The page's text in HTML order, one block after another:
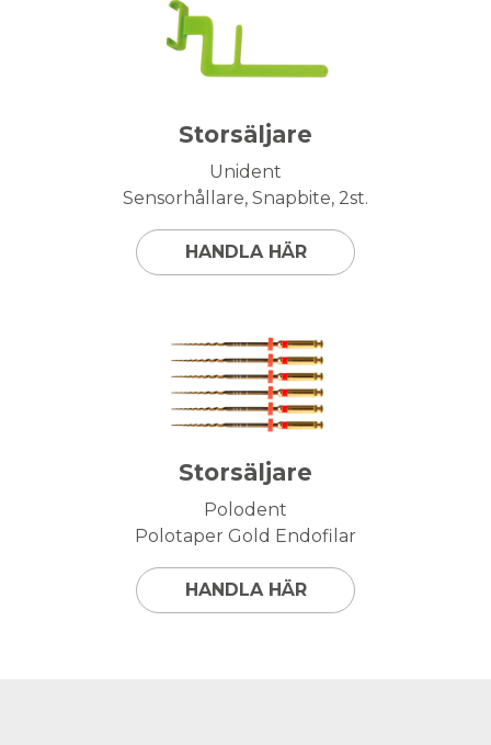
Storsäljare
Unident
Sensorhållare, Snapbite, 2st.
HANDLA HÄR
Storsäljare
Polodent
Polotaper Gold Endofilar
HANDLA HÄR